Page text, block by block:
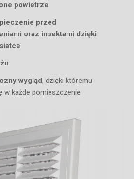
powietrze
przed
oraz insektami dzięki
wygląd, dzięki któremu
w każde pomieszczenie